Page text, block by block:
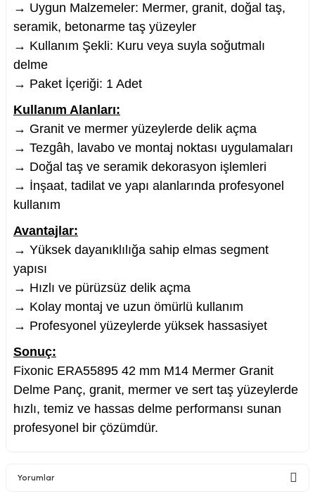
ve Lehim Teli
→ Uygun Malzemeler: Mermer, granit, doğal taş,
seramik, betonarme taş yüzeyler
→ Kullanım Şekli: Kuru veya suyla soğutmalı
delme
→ Paket İçeriği: 1 Adet
Kullanım Alanları:
→ Granit ve mermer yüzeylerde delik açma
→ Tezgâh, lavabo ve montaj noktası uygulamaları
→ Doğal taş ve seramik dekorasyon işlemleri
→ İnşaat, tadilat ve yapı alanlarında profesyonel
kullanım
Avantajlar:
→ Yüksek dayanıklılığa sahip elmas segment
yapısı
→ Hızlı ve pürüzsüz delik açma
→ Kolay montaj ve uzun ömürlü kullanım
→ Profesyonel yüzeylerde yüksek hassasiyet
Sonuç:
Fixonic ERA55895 42 mm M14 Mermer Granit
Delme Panç, granit, mermer ve sert taş yüzeylerde
hızlı, temiz ve hassas delme performansı sunan
profesyonel bir çözümdür.
Yorumlar